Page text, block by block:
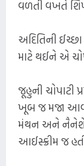
વળતી વખતે
અદિતિની
માટે થઈને એ
જૂહુની ચોપાટી
ખૂબ જ મજા
મંથન અને નૈનેશે
આઈસ્ક્રીમ જ